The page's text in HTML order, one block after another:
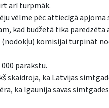
arī turpmāk.
vēlme pēc attiecīgā apjoma
kad budžetā tika paredzēta
komisijai turpināt
parakstu.
skaidroja, ka Latvijas
ka Igaunija savas